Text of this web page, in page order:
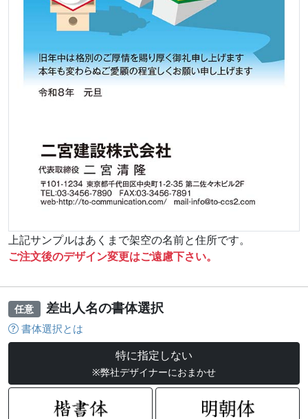
上記サンプルはあくまで架空の名前と住所です。
ご注文後のデザイン変更はご遠慮下さい。
任意 差出人名の書体選択
書体選択とは
特に指定しない
※弊社デザイナーにおまかせ